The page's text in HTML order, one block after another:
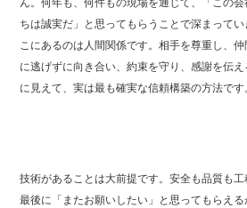
ん。何年も、何件もの現場を通じて、「この
ちは誠実だ」と思ってもらうことで深まって
こにあるのは人間関係です。相手を尊重し、
に逃げずに向き合い、約束を守り、感謝を伝
に見えて、実は最も確実な信頼構築の方法で
技術があることは大前提です。安全も品質も
最後に「またお願いしたい」と思ってもらえ